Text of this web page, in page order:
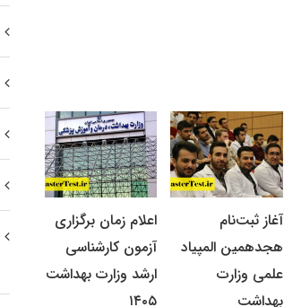
آغاز ثبت‌نام
هجدهمین المپیاد
علمی وزارت
بهداشت
اعلام زمان برگزاری
آزمون کارشناسی
ارشد وزارت بهداشت
۱۴۰۵